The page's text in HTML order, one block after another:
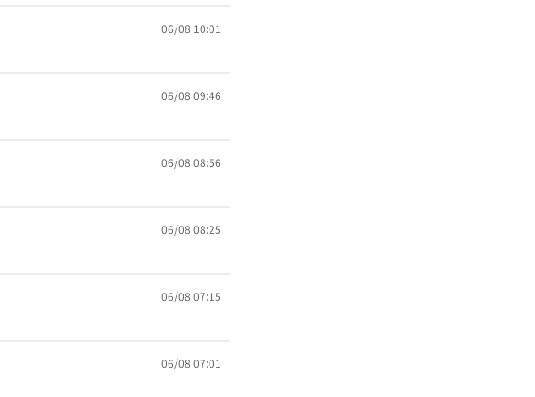
06/08 10:01
06/08 09:46
06/08 08:56
06/08 08:25
06/08 07:15
06/08 07:01